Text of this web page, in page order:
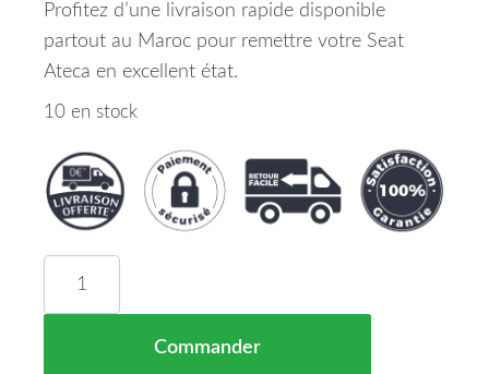
Profitez d’une livraison rapide disponible
partout au Maroc pour remettre votre Seat
Ateca en excellent état.
10 en stock
Commander